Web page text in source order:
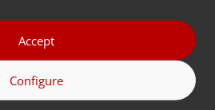
Accept
Configure
程中省略了一个完整的能源密集
和能源的节约。